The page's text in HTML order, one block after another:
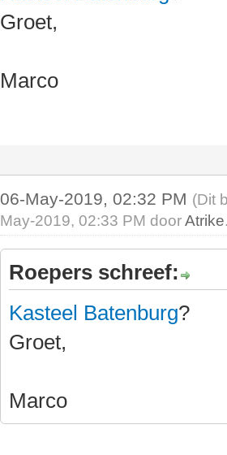
Groet,
Marco
06-May-2019, 02:32 PM (Dit
May-2019, 02:33 PM doorAtrike
Roepers schreef:
Kasteel Batenburg?
Groet,
Marco